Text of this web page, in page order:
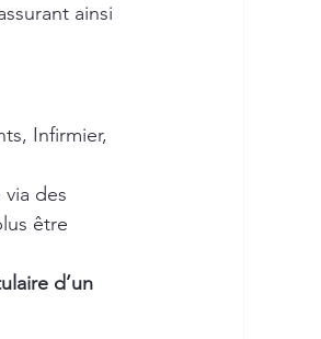
ainsi
Infirmier,
des
être
d’un